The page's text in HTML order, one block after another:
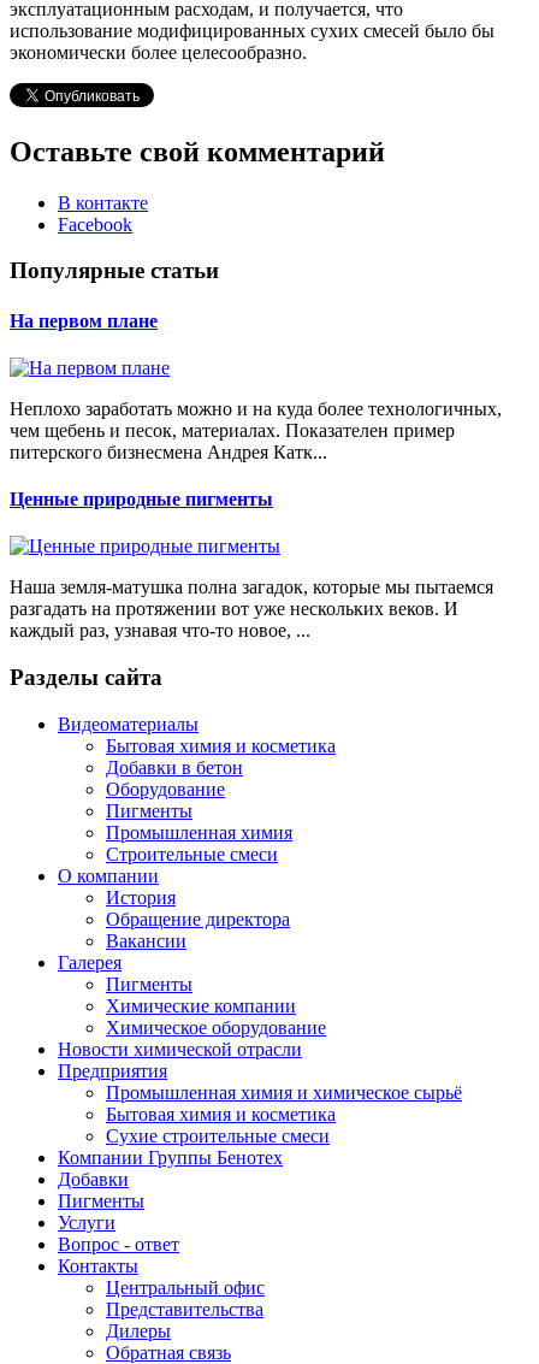
эксплуатационным расходам, и получается, что
использование модифицированных сухих смесей было бы
экономически более целесообразно.
Оставьте свой комментарий
В контакте
Facebook
Популярные статьи
На первом плане
Неплохо заработать можно и на куда более технологичных,
чем щебень и песок, материалах. Показателен пример
питерского бизнесмена Андрея Катк...
Ценные природные пигменты
Наша земля-матушка полна загадок, которые мы пытаемся
разгадать на протяжении вот уже нескольких веков. И
каждый раз, узнавая что-то новое, ...
Разделы сайта
Видеоматериалы
Бытовая химия и косметика
Добавки в бетон
Оборудование
Пигменты
Промышленная химия
Строительные смеси
О компании
История
Обращение директора
Вакансии
Галерея
Пигменты
Химические компании
Химическое оборудование
Новости химической отрасли
Предприятия
Промышленная химия и химическое сырьё
Бытовая химия и косметика
Сухие строительные смеси
Компании Группы Бенотех
Добавки
Пигменты
Услуги
Вопрос - ответ
Контакты
Центральный офис
Представительства
Дилеры
Обратная связь